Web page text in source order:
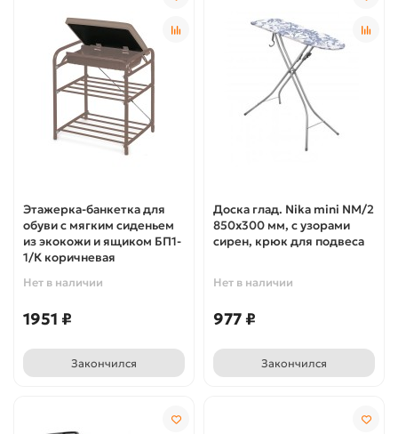
Этажерка-банкетка для
обуви с мягким сиденьем
из экокожи и ящиком БП1-
1/К коричневая
Нет в наличии
1951 ₽
Закончился
Доска глад. Nika mini NM/2
850х300 мм, с узорами
сирен, крюк для подвеса
Нет в наличии
977 ₽
Закончился